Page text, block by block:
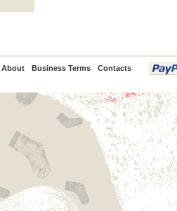
About Business Terms Contacts
PayPal